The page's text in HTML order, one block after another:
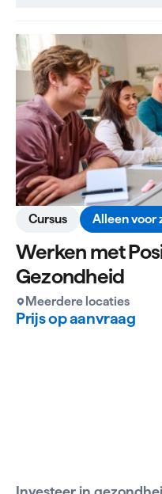
Werken met
Gezondheid
Cursus Alleen voor
Meerdere locaties
Prijs op aanvraag